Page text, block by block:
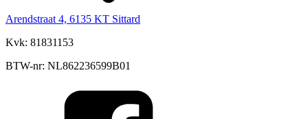
Arendstraat 4, 6135 KT Sittard
Kvk: 81831153
BTW-nr: NL862236599B01